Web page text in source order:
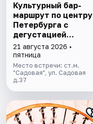
Культурный бар-
маршрут по центру
Петербурга с
дегустацией
питерских настоек
21 августа 2026 •
пятница
Место встречи: ст.м.
"Садовая", ул. Садовая
д.37